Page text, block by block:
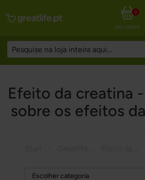
MEU
0
Efeito da creatina
sobre os efeitos